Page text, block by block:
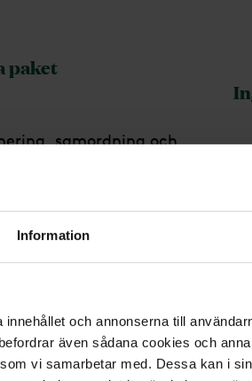
Information
och annonserna till
även sådana cookies och
vi samarbetar med. Dessa kan i
paket
samordning och
av gravsättning